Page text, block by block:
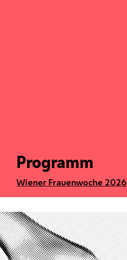
Programm
Wiener Frauenwoche 2026